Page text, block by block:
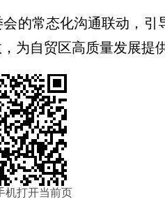
的常态化沟通联动，引
为自贸区高质量发展提
机打开当前页